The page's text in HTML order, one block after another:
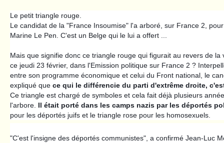
Le petit triangle rouge.
Le candidat de la "France Insoumise" l'a arboré, sur France 2,
Marine Le Pen. C'est un Belge qui le lui a offert ...
Mais que signifie donc ce triangle rouge qui figurait au revers de
ce jeudi 23 février, dans l'Emission politique sur France 2 ?
entre son programme économique et celui du Front national, le
expliqué que ce qui le différencie du parti d'extrême droite,
Ce triangle est chargé de symboles et cela fait déjà plusieurs
l'arbore. Il était porté dans les camps nazis par les déportés
pour les déportés juifs et le triangle rose pour les homosexuels.
"C'est l'insigne des déportés communistes", a confirmé Jean-Luc